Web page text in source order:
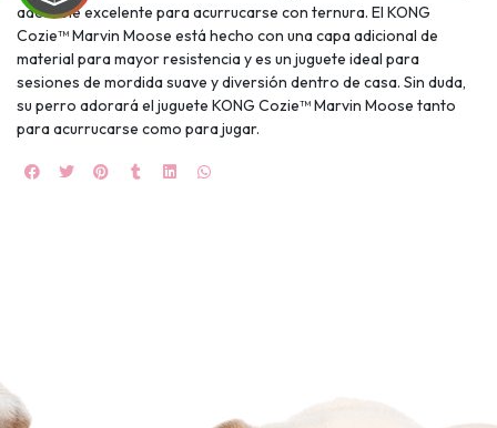
adorable excelente para acurrucarse con ternura. El KONG
Cozie™ Marvin Moose está hecho con una capa adicional de
material para mayor resistencia y es un juguete ideal para
sesiones de mordida suave y diversión dentro de casa. Sin duda,
su perro adorará el juguete KONG Cozie™ Marvin Moose tanto
para acurrucarse como para jugar.